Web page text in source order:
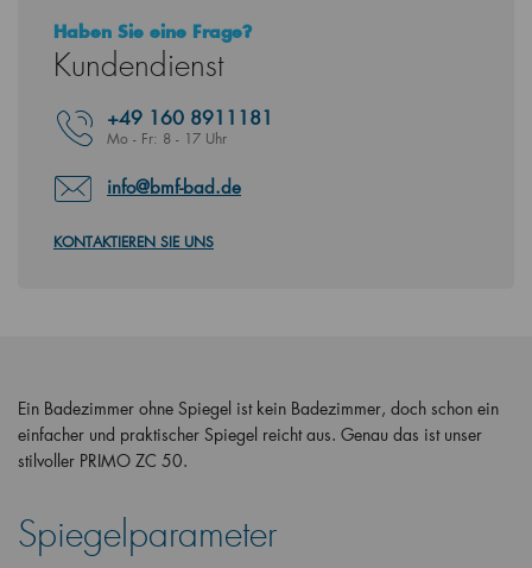
Haben Sie eine Frage?
Kundendienst
+49 160 8911181
Mo - Fr: 8 - 17 Uhr
info@bmf-bad.de
KONTAKTIEREN SIE UNS
Ein Badezimmer ohne Spiegel ist kein Badezimmer, doch schon ein
einfacher und praktischer Spiegel reicht aus. Genau das ist unser
stilvoller PRIMO ZC 50.
Spiegelparameter